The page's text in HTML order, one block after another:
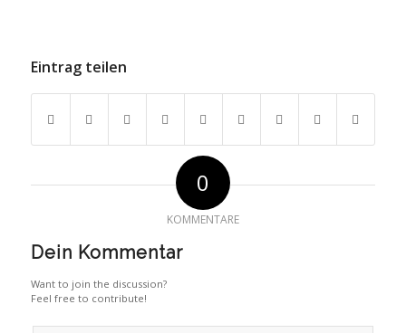
Eintrag teilen
0
KOMMENTARE
Dein Kommentar
Want to join the discussion?
Feel free to contribute!